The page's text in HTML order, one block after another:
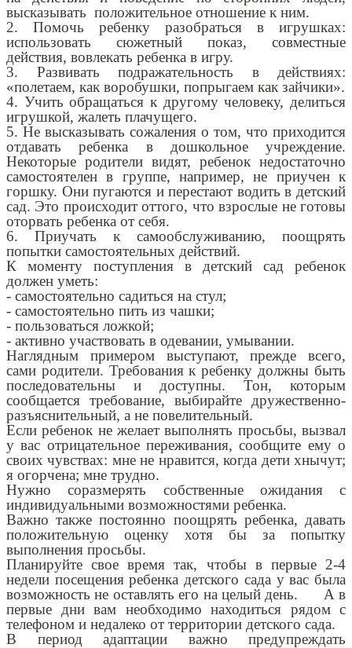
высказывать положительное отношение к ним.
2. Помочь ребенку разобраться в игрушках:
использовать сюжетный показ, совместные
действия, вовлекать ребенка в игру.
3. Развивать подражательность в действиях:
«полетаем, как воробушки, попрыгаем как зайчики».
4. Учить обращаться к другому человеку, делиться
игрушкой, жалеть плачущего.
5. Не высказывать сожаления о том, что приходится
отдавать ребенка в дошкольное учреждение.
Некоторые родители видят, ребенок недостаточно
самостоятелен в группе, например, не приучен к
горшку. Они пугаются и перестают водить в детский
сад. Это происходит оттого, что взрослые не готовы
оторвать ребенка от себя.
6. Приучать к самообслуживанию, поощрять
попытки самостоятельных действий.
К моменту поступления в детский сад ребенок
должен уметь:
- самостоятельно садиться на стул;
- самостоятельно пить из чашки;
- пользоваться ложкой;
- активно участвовать в одевании, умывании.
Наглядным примером выступают, прежде всего,
сами родители. Требования к ребенку должны быть
последовательны и доступны. Тон, которым
сообщается требование, выбирайте дружественно-
разъяснительный, а не повелительный.
Если ребенок не желает выполнять просьбы, вызвал
у вас отрицательное переживания, сообщите ему о
своих чувствах: мне не нравится, когда дети хнычут;
я огорчена; мне трудно.
Нужно соразмерять собственные ожидания с
индивидуальными возможностями ребенка.
Важно также постоянно поощрять ребенка, давать
положительную оценку хотя бы за попытку
выполнения просьбы.
Планируйте свое время так, чтобы в первые 2-4
недели посещения ребенка детского сада у вас была
возможность не оставлять его на целый день. А в
первые дни вам необходимо находиться рядом с
телефоном и недалеко от территории детского сада.
В период адаптации важно предупреждать